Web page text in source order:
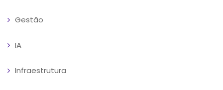
Gestão
IA
Infraestrutura